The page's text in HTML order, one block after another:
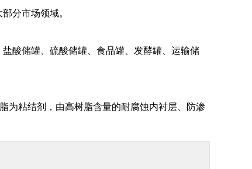
分市场领域。
盐酸储罐、硫酸储罐、食品罐、发酵罐、运输储
粘结剂，由高树脂含量的耐腐蚀内衬层、防渗